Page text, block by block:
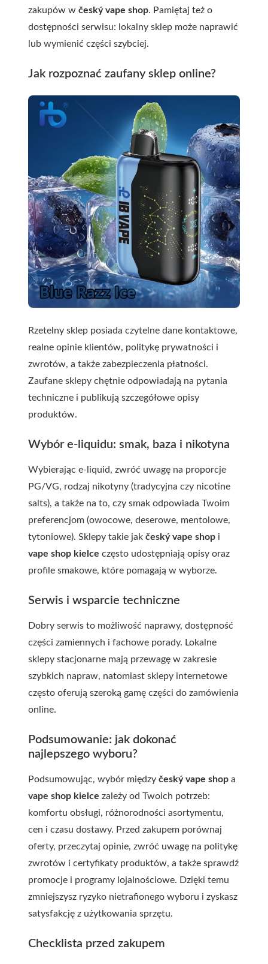
zakupów w český vape shop. Pamiętaj też o
dostępności serwisu: lokalny sklep może naprawić
lub wymienić części szybciej.
Jak rozpoznać zaufany sklep online?
Rzetelny sklep posiada czytelne dane kontaktowe,
realne opinie klientów, politykę prywatności i
zwrotów, a także zabezpieczenia płatności.
Zaufane sklepy chętnie odpowiadają na pytania
techniczne i publikują szczegółowe opisy
produktów.
Wybór e-liquidu: smak, baza i nikotyna
Wybierając e-liquid, zwróć uwagę na proporcje
PG/VG, rodzaj nikotyny (tradycyjna czy nicotine
salts), a także na to, czy smak odpowiada Twoim
preferencjom (owocowe, deserowe, mentolowe,
tytoniowe). Sklepy takie jak český vape shop i
vape shop kielce często udostępniają opisy oraz
profile smakowe, które pomagają w wyborze.
Serwis i wsparcie techniczne
Dobry serwis to możliwość naprawy, dostępność
części zamiennych i fachowe porady. Lokalne
sklepy stacjonarne mają przewagę w zakresie
szybkich napraw, natomiast sklepy internetowe
często oferują szeroką gamę części do zamówienia
online.
Podsumowanie: jak dokonać
najlepszego wyboru?
Podsumowując, wybór między český vape shop a
vape shop kielce zależy od Twoich potrzeb:
komfortu obsługi, różnorodności asortymentu,
cen i czasu dostawy. Przed zakupem porównaj
oferty, przeczytaj opinie, zwróć uwagę na politykę
zwrotów i certyfikaty produktów, a także sprawdź
promocje i programy lojalnościowe. Dzięki temu
zmniejszysz ryzyko nietrafionego wyboru i zyskasz
satysfakcję z użytkowania sprzętu.
Checklista przed zakupem